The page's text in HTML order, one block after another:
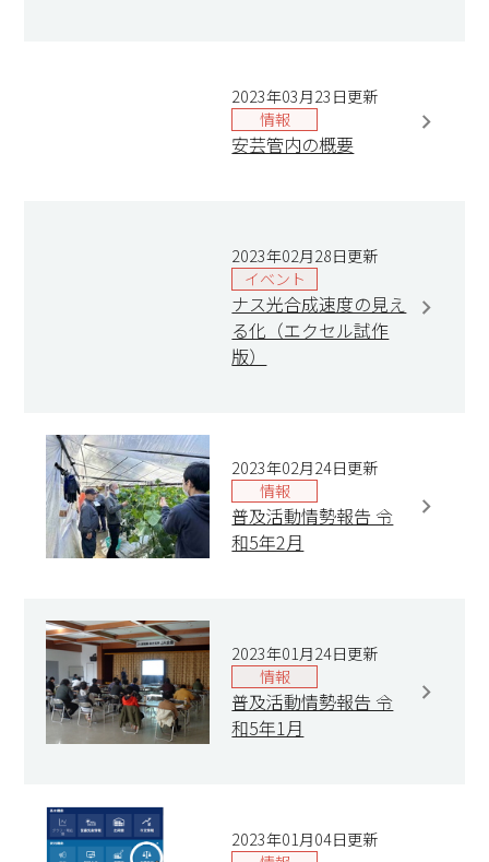
2023年03月23日更新
情報
安芸管内の概要
2023年02月28日更新
イベント
ナス光合成速度の見え
る化（エクセル試作
版）
2023年02月24日更新
情報
普及活動情勢報告 令
和5年2月
2023年01月24日更新
情報
普及活動情勢報告 令
和5年1月
2023年01月04日更新